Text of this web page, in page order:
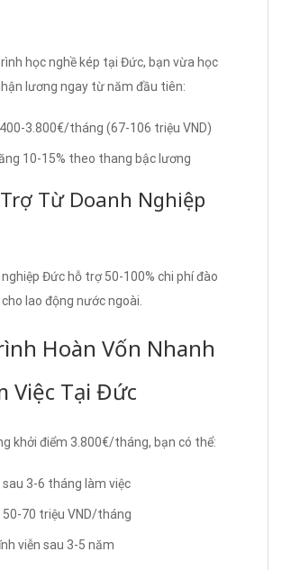
học nghề kép tại Đức, bạn vừa học
lương ngay từ năm đầu tiên:
3.800€/tháng (67-106 triệu VND)
10-15% theo thang bậc lương
Từ Doanh Nghiệp
nghiệp Đức hỗ trợ 50-100% chi phí đào
lao động nước ngoài.
Hoàn Vốn Nhanh
Việc Tại Đức
khởi điểm 3.800€/tháng, bạn có thể:
sau 3-6 tháng làm việc
70 triệu VND/tháng
viễn sau 3-5 năm